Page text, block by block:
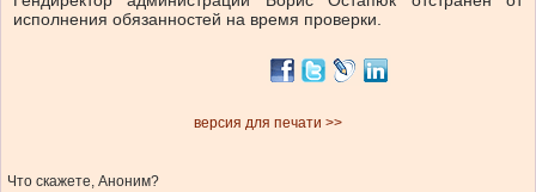
исполнения обязанностей на время проверки.
версия для печати >>
Что скажете, Аноним?